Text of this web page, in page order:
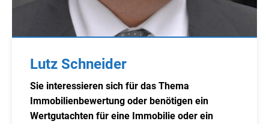
Lutz Schneider
Sie interessieren sich für das Thema
Immobilienbewertung oder benötigen ein
Wertgutachten für eine Immobilie oder ein